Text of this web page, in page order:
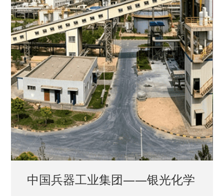
中国兵器工业集团——银光化学